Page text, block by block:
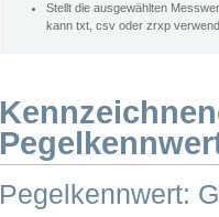
Stellt die ausgewählten
kann txt, csv oder zrxp
Pegelkennwert: